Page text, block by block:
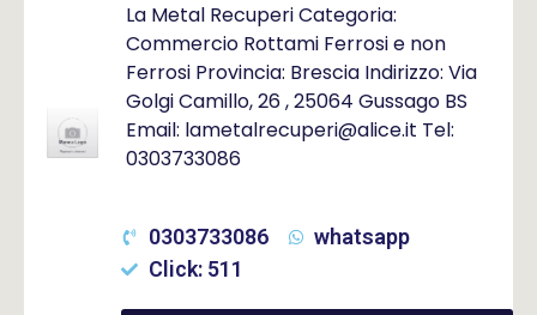
La Metal Recuperi Categoria:
Commercio Rottami Ferrosi e non
Ferrosi Provincia: Brescia Indirizzo: Via
Golgi Camillo, 26 , 25064 Gussago BS
Email: lametalrecuperi@alice.it Tel:
0303733086
0303733086
whatsapp
Click: 511